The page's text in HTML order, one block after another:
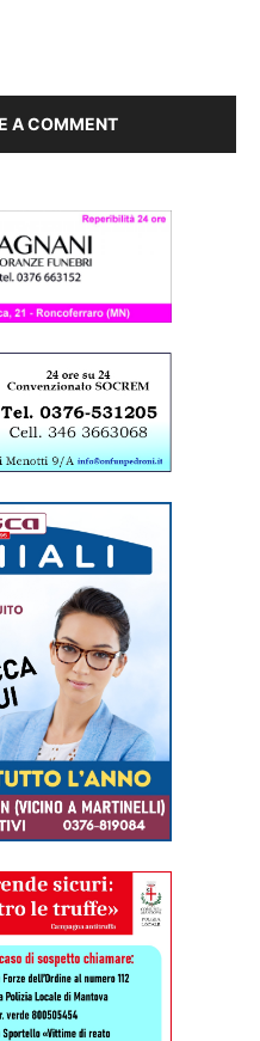
A COMMENT